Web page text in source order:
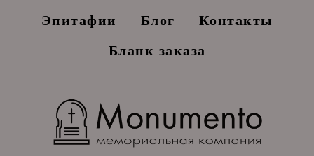
Эпитафии
Блог
Контакты
Бланк заказа